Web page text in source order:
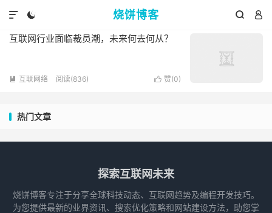
烧饼博客
  
 共 1 篇文章
标签：云计算
互联网行业面临裁员潮，未来何去何从？
 赞(0)
 互联网络 阅读(836)
热门文章
探索互联网未来
烧饼博客专注于分享全球科技动态、互联网趋势及编程开发技巧。
为您提供最新的业界资讯、搜索优化策略和网站建设方法，助您掌